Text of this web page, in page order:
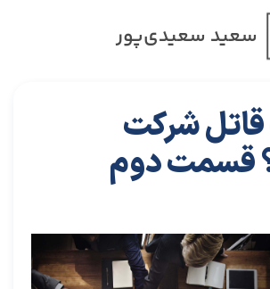
سعید سعیدی‌پور
قاتل شرکت
قسمت دوم